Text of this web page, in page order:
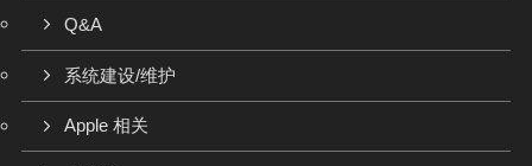
Q&A
系统建设/维护
Apple 相关